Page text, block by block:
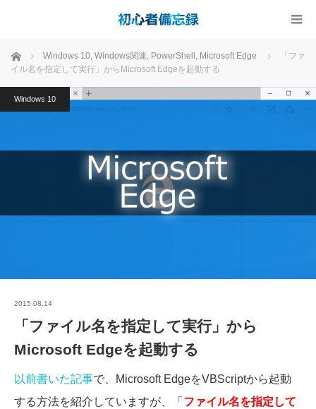
ホーム Windows 10, Windows関連, PowerShell , Microsoft Edge
「ファ
イル名を指定して実行」からMicrosoft Edgeを起動する
Windows 10
2015.08.14
「ファイル名を指定して実行」から
Microsoft Edgeを起動する
以前書いた記事で、Microsoft EdgeをVBScriptから起動
する方法を紹介していますが、「 ファイル名を指定して